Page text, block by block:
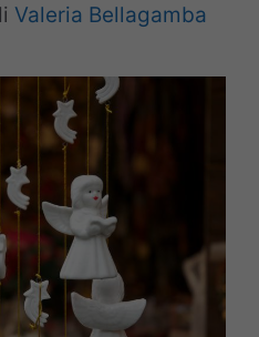
Valeria Bellagamba